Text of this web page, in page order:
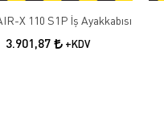
X 110 S1P İş Ayakkabısı
3.901,87 +KDV